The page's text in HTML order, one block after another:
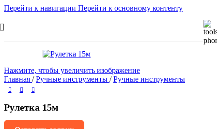
Перейти к навигации Перейти к основному контенту
Нажмите, чтобы увеличить изображение
Главная / Ручные инструменты / Ручные инструменты
Рулетка 15м